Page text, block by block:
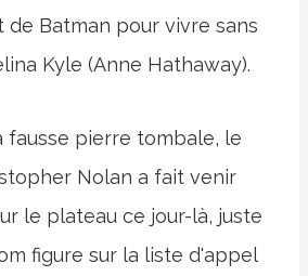
de Batman pour vivre sans
Kyle (Anne Hathaway).
fausse pierre tombale, le
Nolan a fait venir
le plateau ce jour-là, juste
figure sur la liste d'appel